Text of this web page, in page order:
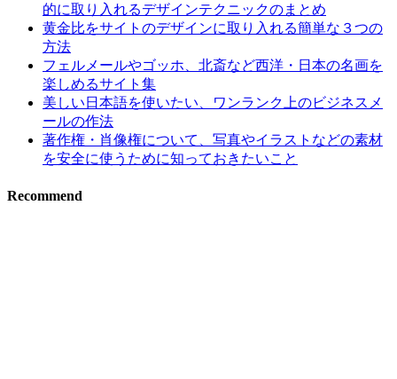
的に取り入れるデザインテクニックのまとめ
黄金比をサイトのデザインに取り入れる簡単な３つの
方法
フェルメールやゴッホ、北斎など西洋・日本の名画を
楽しめるサイト集
美しい日本語を使いたい、ワンランク上のビジネスメ
ールの作法
著作権・肖像権について、写真やイラストなどの素材
を安全に使うために知っておきたいこと
Recommend